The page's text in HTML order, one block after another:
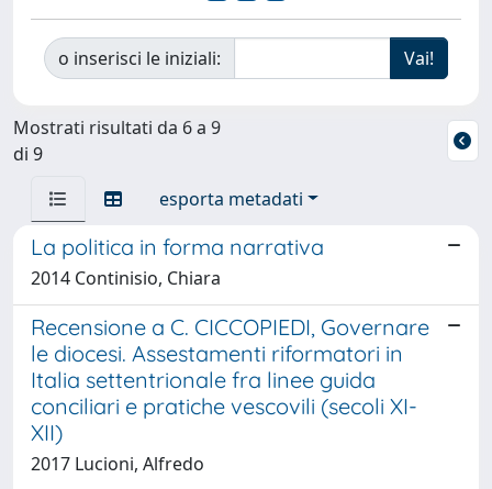
o inserisci le iniziali:
Mostrati risultati da 6 a 9
di 9
esporta metadati
La politica in forma narrativa
2014 Continisio, Chiara
Recensione a C. CICCOPIEDI, Governare
le diocesi. Assestamenti riformatori in
Italia settentrionale fra linee guida
conciliari e pratiche vescovili (secoli XI-
XII)
2017 Lucioni, Alfredo